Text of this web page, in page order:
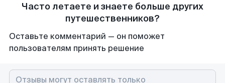
Часто летаете и знаете больше других
путешественников?
Оставьте комментарий — он поможет
пользователям принять решение